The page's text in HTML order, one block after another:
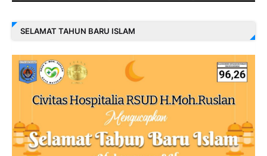
SELAMAT TAHUN BARU ISLAM